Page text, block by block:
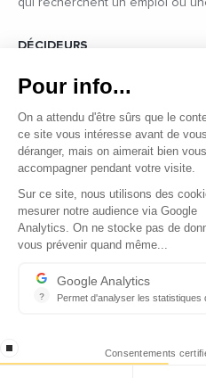
DÉCIDEURS
politique des pays du pourtour
Copyright © 2026 - Tous
Qui sommes-nous ?
Contact
Mentions légales
Pour info...
On a attendu d'être sûrs que le
ce site vous intéresse avant de vous
déranger, mais on aimerait bien vous
accompagner pendant votre visite.
Sur ce site, nous utilisons des
mesurer notre audience via Google
Analytics. On ne stocke pas de
vous prévenir quand même...
?
Google Analytics
Permet d'analyser les statistiques
stop loading Consentements